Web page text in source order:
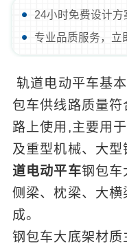
24小时免费设计方
专业品质服务，立
轨道电动平车基
包车供线路质量
路上使用,主要用
及重型机械、大型
道电动平车钢包车
侧梁、枕梁、大
成。
钢包车大底架材